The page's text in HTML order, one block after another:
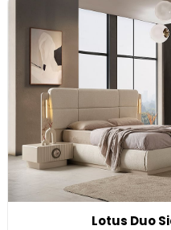
Lotus Duo